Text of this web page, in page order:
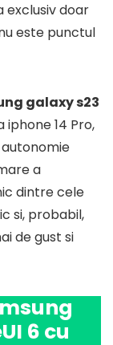
exclusiv doar
este punctul
galaxy s23
14 Pro,
a
dintre cele
si, probabil,
de gust si
6 cu